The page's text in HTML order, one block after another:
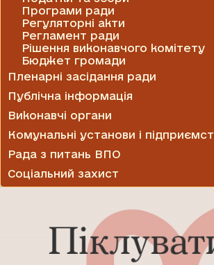
Програми ради
Регуляторні акти
Регламент ради
Рішення виконавчого комітету
Бюджет громади
Пленарні засідання ради
Публічна інформація
Виконавчі органи
Комунальні установи і
Рада з питань ВПО
Соціальний захист